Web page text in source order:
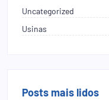
Uncategorized
Usinas
Posts mais lidos